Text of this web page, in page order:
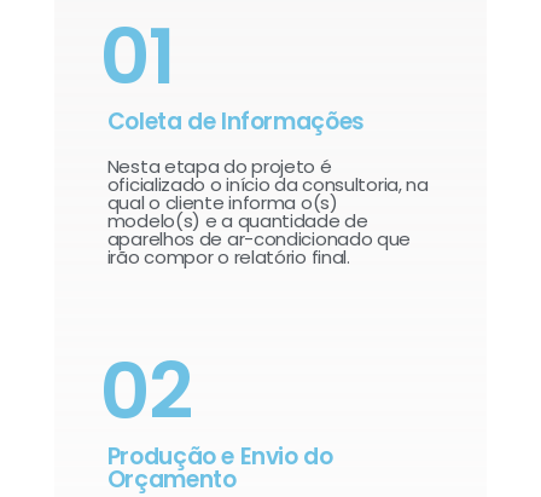
01
Coleta de Informações
Nesta etapa do projeto é
oficializado o início da consultoria, na
qual o cliente informa o(s)
modelo(s) e a quantidade de
aparelhos de ar-condicionado que
irão compor o relatório final.​
02
Produção e Envio do
Orçamento